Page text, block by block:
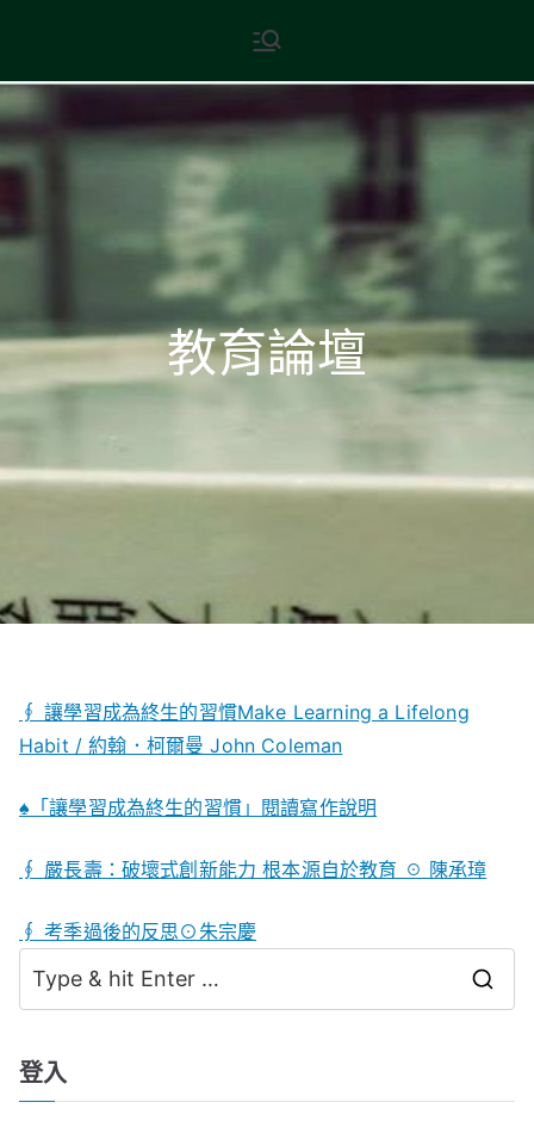
content
現代文學
地球小如鴿卵，/ 我輕輕地將它
教育論壇
∮ 讓學習成為終生的習慣Make Learning a Lifelong
Habit / 約翰．柯爾曼 John Coleman
♠「讓學習成為終生的習慣」閱讀寫作說明
∮ 嚴長壽：破壞式創新能力 根本源自於教育 ☉ 陳承璋
∮ 考季過後的反思⊙朱宗慶
登入